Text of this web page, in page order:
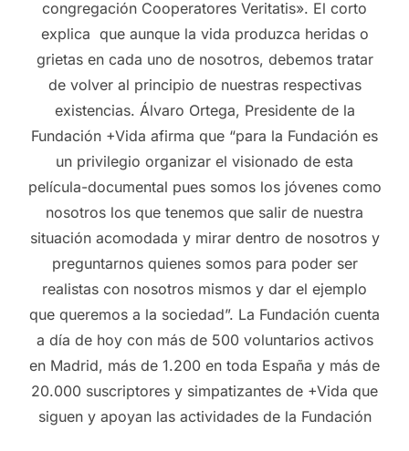
congregación Cooperatores Veritatis». El corto
explica que aunque la vida produzca heridas o
grietas en cada uno de nosotros, debemos tratar
de volver al principio de nuestras respectivas
existencias. Álvaro Ortega, Presidente de la
Fundación +Vida afirma que “para la Fundación es
un privilegio organizar el visionado de esta
película-documental pues somos los jóvenes como
nosotros los que tenemos que salir de nuestra
situación acomodada y mirar dentro de nosotros y
preguntarnos quienes somos para poder ser
realistas con nosotros mismos y dar el ejemplo
que queremos a la sociedad”. La Fundación cuenta
a día de hoy con más de 500 voluntarios activos
en Madrid, más de 1.200 en toda España y más de
20.000 suscriptores y simpatizantes de +Vida que
siguen y apoyan las actividades de la Fundación